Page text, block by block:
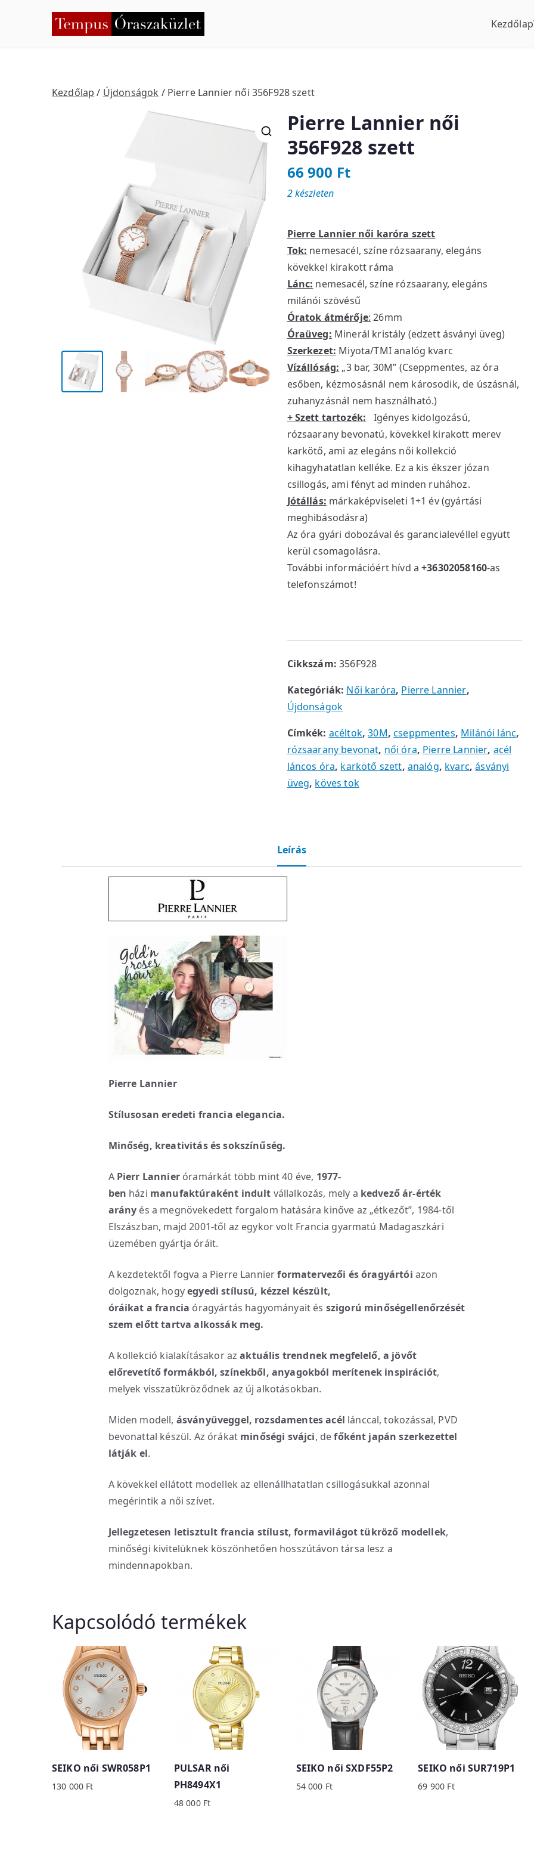
Tempus Óraszaküzlet Kezdőlap
Kezdőlap / Újdonságok / Pierre Lannier női 356F928 szett
Pierre Lannier női
356F928 szett
66 900 Ft
Pierre Lannier női karóra szett
Tok: nemesacél, színe rózsaarany, elegáns
kövekkel kirakott ráma
Lánc: nemesacél, színe rózsaarany, elegáns
milánói szövésű
Óratok átmérője: 26mm
Óraüveg: Minerál kristály (edzett ásványi üveg)
Szerkezet: Miyota/TMI analóg kvarc
Vízállóság: „3 bar, 30M” (Cseppmentes, az óra
esőben, kézmosásnál nem károsodik, de úszásnál,
zuhanyzásnál nem használható.)
+ Szett tartozék: Igényes kidolgozású,
rózsaarany bevonatú, kövekkel kirakott merev
karkötő, ami az elegáns női kollekció
kihagyhatatlan kelléke. Ez a kis ékszer józan
csillogás, ami fényt ad minden ruhához.
Jótállás: márkaképviseleti 1+1 év (gyártási
meghibásodásra)
Az óra gyári dobozával és garancialevéllel együtt
kerül csomagolásra.
További információért hívd a+36302058160-as
telefonszámot!
2 készleten
Cikkszám:356F928
Kategóriák: Női karóra, Pierre Lannier,
Újdonságok
Címkék: acéltok,30M,cseppmentes, Milánói lánc,
rózsaarany bevonat, női óra, Pierre Lannier, acél
láncos óra, karkötő szett, analóg, kvarc,ásványi
üveg, köves tok
Leírás
Pierre Lannier
Stílusosan eredeti francia elegancia.
Minőség, kreativitás és sokszínűség.
A Pierr Lannieróramárkát több mint 40 éve, 1977-
ben házi manufaktúraként indult vállalkozás, mely a kedvező ár-érték
arány és a megnövekedett forgalom hatására kinőve az „étkezőt”, 1984-től
Elszászban, majd 2001-től az egykor volt Francia gyarmatú Madagaszkári
üzemében gyártja óráit.
A kezdetektől fogva a Pierre Lannierformatervezői és óragyártói azon
dolgoznak, hogyegyedi stílusú, kézzel készült,
óráikat a francia óragyártás hagyományait és szigorú minőségellenőrzését
szem előtt tartva alkossák meg.
A kollekció kialakításakor azaktuális trendnek megfelelő, a jövőt
előrevetítő formákból, színekből, anyagokból merítenek inspirációt,
melyek visszatükröződnek az új alkotásokban.
Miden modell, ásványüveggel, rozsdamentes acél lánccal, tokozással, PVD
bevonattal készül. Az órákat minőségi svájci, defőként japán szerkezettel
látják el.
A kövekkel ellátott modellek az ellenállhatatlan csillogásukkal azonnal
megérintik a női szívet.
Jellegzetesen letisztult francia stílust, formavilágot tükröző modellek,
minőségi kivitelüknek köszönhetően hosszútávon társa lesz a
mindennapokban.
Kapcsolódó termékek
SEIKO női SWR058P1
130 000 Ft
PULSAR női
PH8494X1
48 000 Ft
SEIKO női SXDF55P2
54 000 Ft
SEIKO női SUR719P1
69 900 Ft